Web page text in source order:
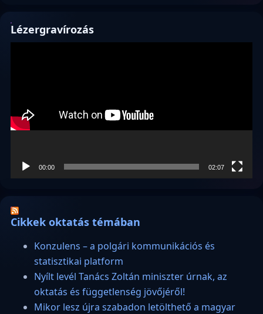
Lézergravírozás
00:00 02:07
Cikkek oktatás témában
Konzulens – a polgári kommunikációs és
statisztikai platform
Nyílt levél Tanács Zoltán miniszter úrnak, az
oktatás és függetlenség jövőjéről!
Mikor lesz újra szabadon letölthető a magyar